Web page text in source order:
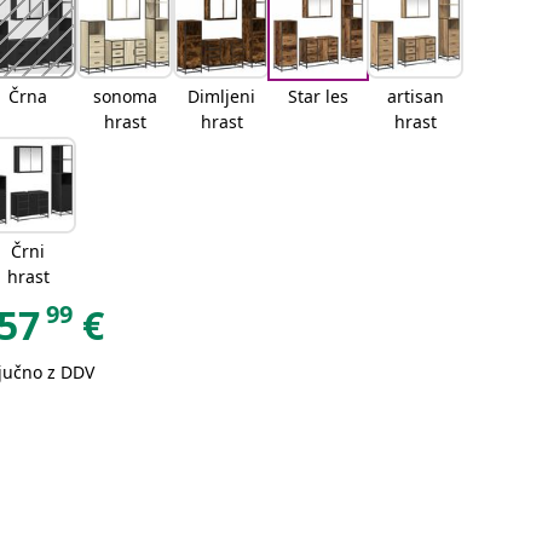
Črna
sonoma
hrast
Dimljeni
hrast
Star les
artisan
hrast
Črni
hrast
99 €
z DDV